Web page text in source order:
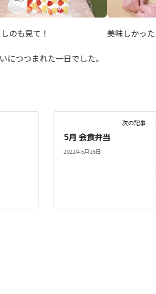
のも見て！ 美味しかっ
につつまれた一日でした。
次の記事
5月 会食弁当
2022年5月16日